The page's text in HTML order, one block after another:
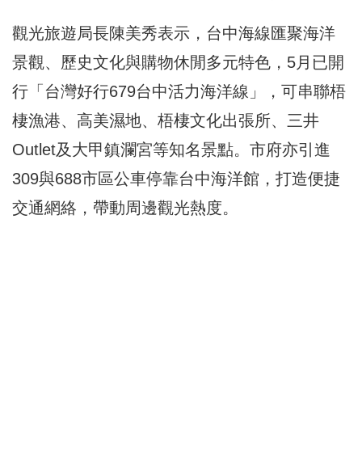
觀光旅遊局長陳美秀表示，台中海線匯聚海洋
景觀、歷史文化與購物休閒多元特色，5月已開
行「台灣好行679台中活力海洋線」，可串聯梧
棲漁港、高美濕地、梧棲文化出張所、三井
Outlet及大甲鎮瀾宮等知名景點。市府亦引進
309與688市區公車停靠台中海洋館，打造便捷
交通網絡，帶動周邊觀光熱度。